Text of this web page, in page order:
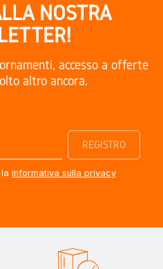
NOSTRA
accesso a offerte
altro ancora.
informativa sulla privacy